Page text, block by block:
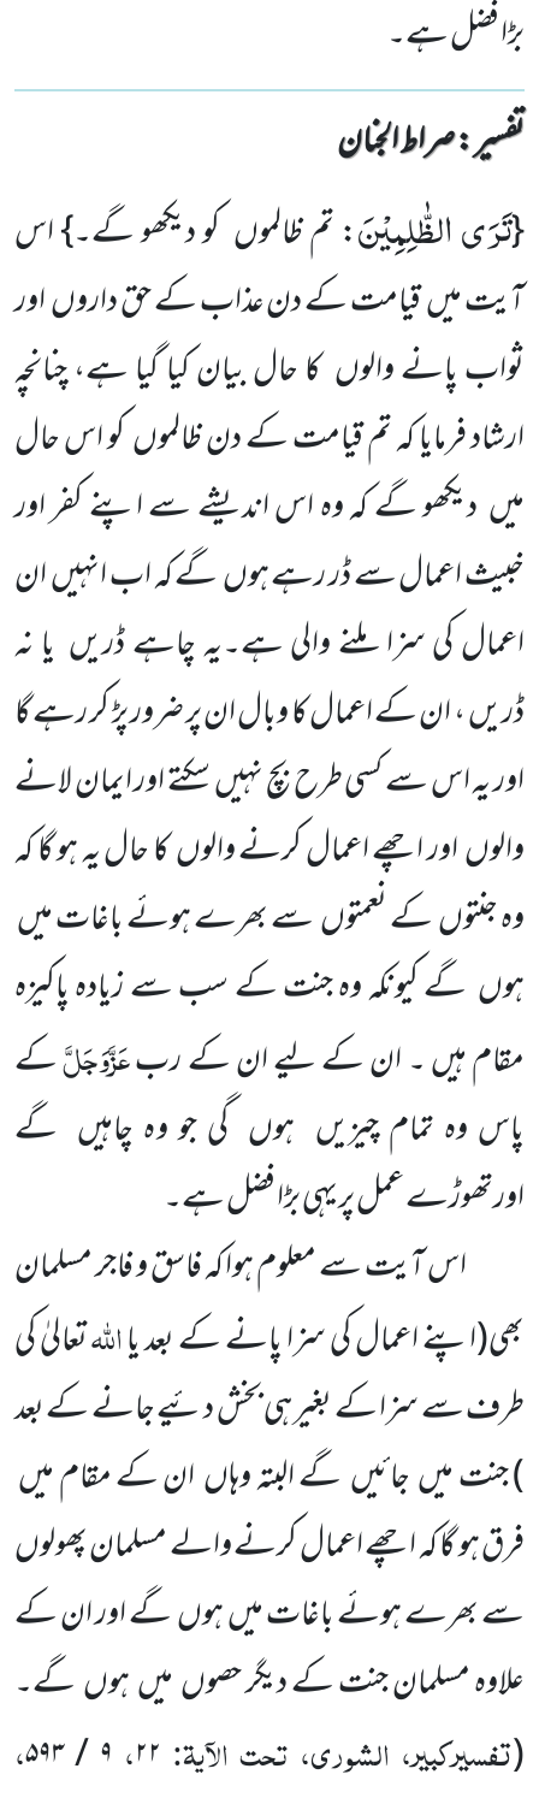
بڑا فضل ہے۔
تفسیر : ‎صراط الجنان
{تَرَى الظّٰلِمِیْنَ: تم ظالموں کو دیکھو گے۔} اس
آیت میں قیامت کے دن عذاب کے حق داروں اور
ثواب پانے والوں کا حال بیان کیا گیا ہے، چنانچہ
ارشاد فرمایا کہ تم قیامت کے دن ظالموں کو اس حال
میں دیکھو گے کہ وہ اس اندیشے سے اپنے کفر اور
خبیث اعمال سے ڈر رہے ہوں گے کہ اب انہیں ان
اعمال کی سزا ملنے والی ہے۔یہ چاہے ڈریں یا نہ
ڈریں ، ان کے اعمال کا وبال ان پر ضرور پڑ کر رہے گا
اور یہ اس سے کسی طرح بچ نہیں سکتے اور ایمان لانے
والوں اور اچھے اعمال کرنے والوں کا حال یہ ہو گا کہ
وہ جنتوں کے نعمتوں سے بھرے ہوئے باغات میں
ہوں گے کیونکہ وہ جنت کے سب سے زیادہ پاکیزہ
مقام ہیں ۔ ان کے لیے ان کے ربعَزَّوَجَلَّکے
پاس وہ تمام چیزیں ہوں گی جو وہ چاہیں گے
اورتھوڑے عمل پریہی بڑا فضل ہے۔
اس آیت سے معلوم ہوا کہ فاسق و فاجر مسلمان
بھی(اپنے اعمال کی سزا پانے کے بعد یااللہتعالیٰ کی
طرف سے سزا کے بغیر ہی بخش دئیے جانے کے بعد
)جنت میں جائیں گے البتہ وہاں ان کے مقام میں
فرق ہو گا کہ اچھے اعمال کرنے والے مسلمان پھولوں
سے بھرے ہوئے باغات میں ہوں گے اور ان کے
علاوہ مسلمان جنت کے دیگر حصوں میں ہوں گے۔
(تفسیرکبیر، الشوری، تحت الآیۃ: ۲۲، ۹ / ۵۹۳
،